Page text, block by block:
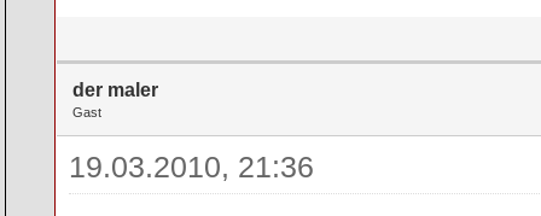
der maler
Gast
19.03.2010, 21:36